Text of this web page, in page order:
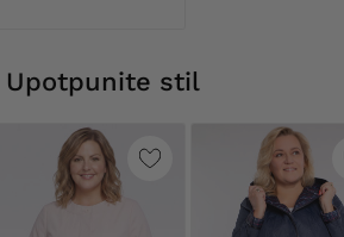
Upotpunite stil